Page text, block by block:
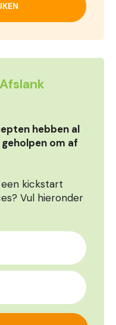
Afslank
hebben al
geholpen om af
kickstart
Vul hieronder